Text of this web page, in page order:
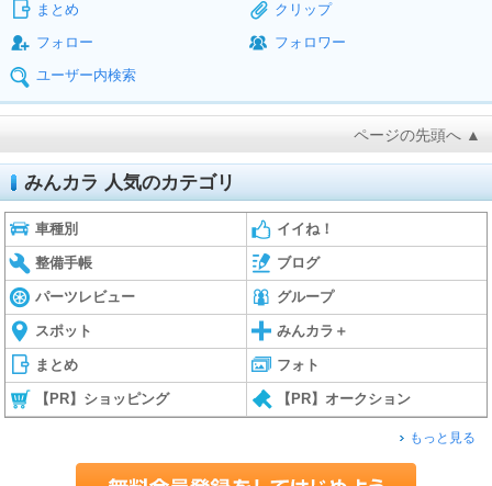
まとめ
クリップ
フォロー
フォロワー
ユーザー内検索
ページの先頭へ ▲
みんカラ 人気のカテゴリ
車種別 イイね！
整備手帳 ブログ
パーツレビュー グループ
スポット みんカラ＋
まとめ フォト
【PR】ショッピング 【PR】オークション
もっと見る